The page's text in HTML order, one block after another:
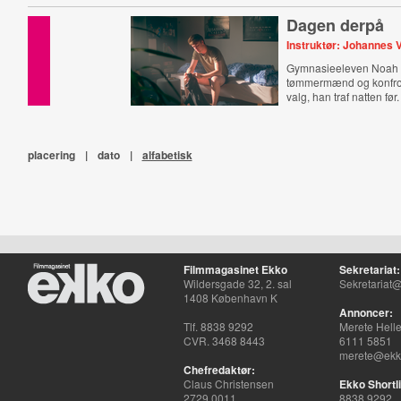
Dagen derpå
Instruktør: Johannes
Gymnasieeleven
tømmermænd og
valg, han traf natten før.
placering | dato | alfabetisk
Filmmagasinet Ekko
Wildersgade 32, 2. sal
1408 København K
Tlf. 8838 9292
CVR. 3468 8443
Chefredaktør:
Claus Christensen
2729 0011
Sekretariat:
Annoncer:
Merete
6111 5851
Ekko
8838 9292